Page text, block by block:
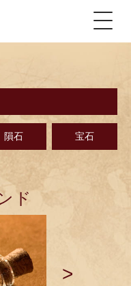
隕石 宝石
ド
>